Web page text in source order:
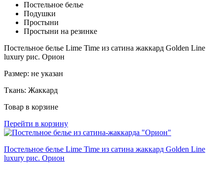
Постельное белье
Подушки
Простыни
Простыни на резинке
Постельное белье Lime Time из сатина жаккард Golden Line
luxury рис. Орион
Размер: не указан
Ткань: Жаккард
Товар в корзине
Перейти в корзину
Постельное белье Lime Time из сатина жаккард Golden Line
luxury рис. Орион